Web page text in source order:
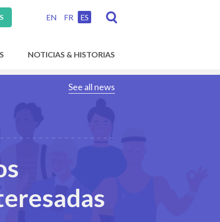
EN FR ES
NOTICIAS & HISTORIAS
See all news